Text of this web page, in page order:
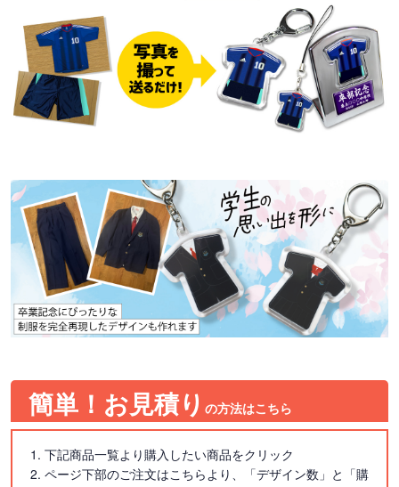
簡単！お見積り の方法はこちら
1. 下記商品一覧より購入したい商品をクリック
2. ページ下部のご注文はこちらより、「デザイン数」と「購